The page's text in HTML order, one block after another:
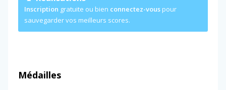
Inscription gratuite ou bien connectez-vous pour
sauvegarder vos meilleurs scores.
Médailles